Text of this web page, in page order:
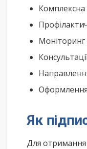
Комплексна
Моніторинг
Оформлення
Як
Для отримання